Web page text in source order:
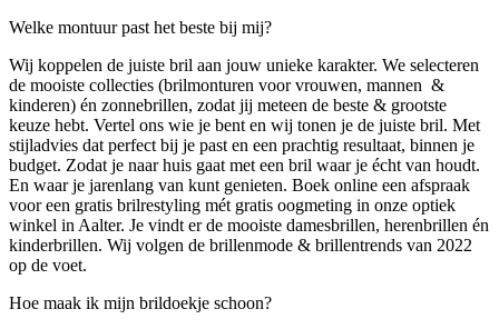
Welke montuur past het beste bij mij?
Wij koppelen de juiste bril aan jouw unieke karakter. We selecteren
de mooiste collecties (brilmonturen voor vrouwen, mannen &
kinderen) én zonnebrillen, zodat jij meteen de beste & grootste
keuze hebt. Vertel ons wie je bent en wij tonen je de juiste bril. Met
stijladvies dat perfect bij je past en een prachtig resultaat, binnen je
budget. Zodat je naar huis gaat met een bril waar je écht van houdt.
En waar je jarenlang van kunt genieten. Boek online een afspraak
voor een gratis brilrestyling mét gratis oogmeting in onze optiek
winkel in Aalter. Je vindt er de mooiste damesbrillen, herenbrillen én
kinderbrillen. Wij volgen de brillenmode & brillentrends van 2022
op de voet.
Hoe maak ik mijn brildoekje schoon?